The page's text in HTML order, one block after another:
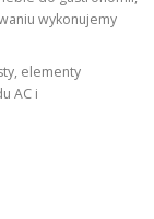
wykonujemy
elementy
AC i